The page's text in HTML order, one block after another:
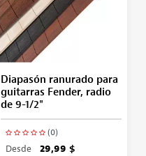
Diapasón ranurado para
guitarras Fender, radio
de 9-1/2"
(0)
Desde 29,99 $